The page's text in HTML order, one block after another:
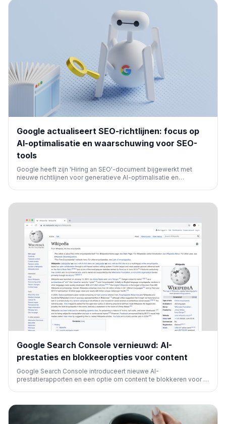
Google actualiseert SEO-richtlijnen: focus op
AI-optimalisatie en waarschuwing voor SEO-
tools
Google heeft zijn 'Hiring an SEO'-document bijgewerkt met
nieuwe richtlijnen voor generatieve AI-optimalisatie en
advies en het vermijden van misleidende claims.
Google Search Console vernieuwd: AI-
prestaties en blokkeeropties voor content
Google Search Console introduceert nieuwe AI-
prestatierapporten en een optie om content te blokkeren voor AI
generatieve AI, beginnend in het VK.